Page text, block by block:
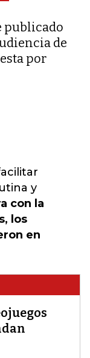
publicado
de
por
y
con la
los
en